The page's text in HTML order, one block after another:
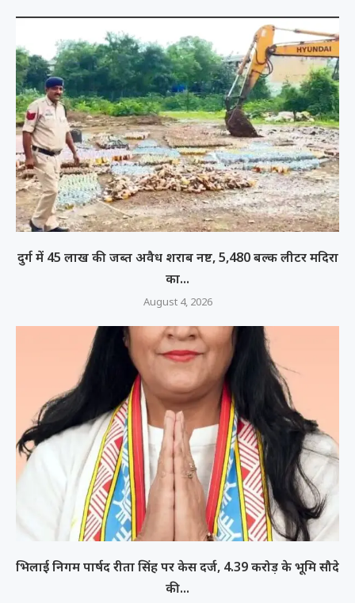
दुर्ग में 45 लाख की जब्त अवैध शराब नष्ट, 5,480 बल्क लीटर मदिरा
का...
August 4, 2026
भिलाई निगम पार्षद रीता सिंह पर केस दर्ज, 4.39 करोड़ के भूमि सौदे
की...